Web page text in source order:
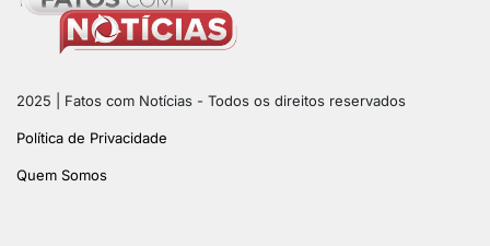
2025 | Fatos com Notícias - Todos os direitos reservados
Política de Privacidade
Quem Somos